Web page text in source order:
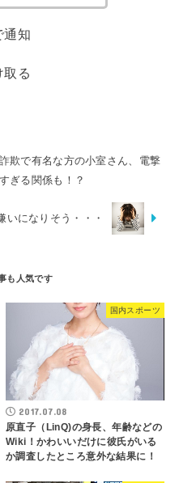
通知
取る
欺で有名な方の小室さん、電撃
ぎる関係も！？
いになりそう・・・
国内スポーツ
2017.07.08
原直子（LinQ)の身長、年齢などの
Wiki！かわいいだけに彼氏がいる
か調査したところ意外な結果に！